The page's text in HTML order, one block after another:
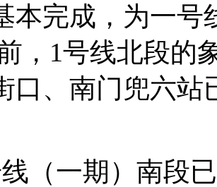
本完成，为一号
，1号线北段的
口、南门兜六站
（一期）南段